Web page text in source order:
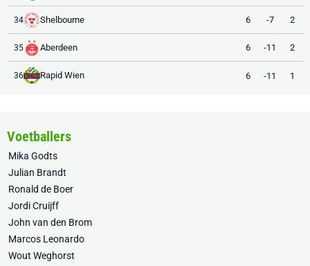
34 Shelbourne 6 -7 2
35 Aberdeen 6 -11 2
36 Rapid Wien 6 -11 1
Voetballers
Mika Godts
Julian Brandt
Ronald de Boer
Jordi Cruijff
John van den Brom
Marcos Leonardo
Wout Weghorst